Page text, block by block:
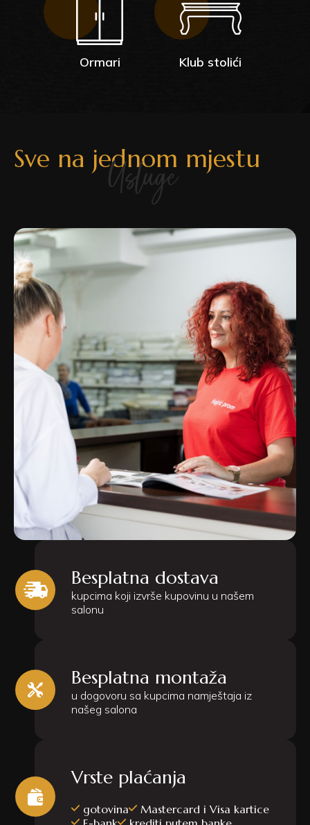
Ormari Klub stolići
Sve na jednom mjestu
Usluge
Besplatna dostava
kupcima koji izvrše kupovinu u našem
salonu
Besplatna montaža
u dogovoru sa kupcima namještaja iz
našeg salona
Vrste plaćanja
gotovina
Mastercard i Visa kartice